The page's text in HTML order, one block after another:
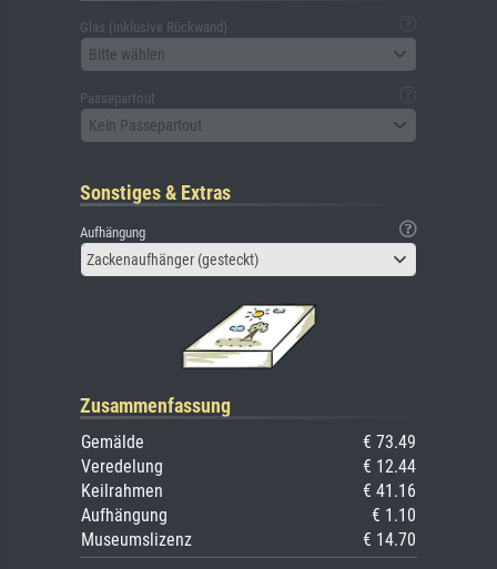
Glas (inklusive Rückwand)
Bitte wählen
Passepartout
Kein Passepartout
Sonstiges & Extras
Aufhängung
Zackenaufhänger (gesteckt)
Zusammenfassung
Gemälde
€ 73.49
Veredelung
€ 12.44
Keilrahmen
€ 41.16
Aufhängung
€ 1.10
Museumslizenz
€ 14.70